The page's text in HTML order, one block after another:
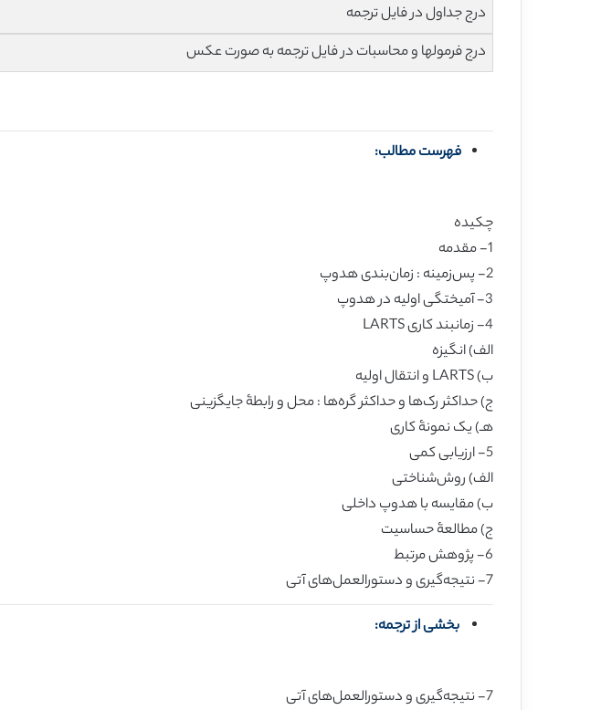
درج جداول در فایل ترجمه
درج فرمولها و محاسبات در فایل ترجمه به صورت عکس
فهرست مطالب:
چکیده
1- مقدمه
2- پس‌زمینه : زمان‌بندی هدوپ
3- آمیختگی اولیه در هدوپ
4- زمانبند کاری LARTS
الف) انگیزه
ب) LARTS و انتقال اولیه
ج) حداکثر رک‌ها و حداکثر گره‌ها : محل و رابطۀ جایگزینی
هـ) یک نمونۀ کاری
5- ارزیابی کمی
الف) روش‌شناختی
ب) مقایسه با هدوپ داخلی
ج) مطالعۀ حساسیت
6- پژوهش مرتبط
7- نتیجه‌گیری و دستورالعمل‌های آتی
بخشی از ترجمه:
7- نتیجه‌گیری و دستورالعمل‌های آتی